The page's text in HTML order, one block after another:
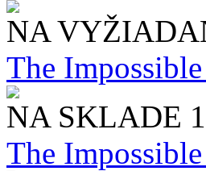
NA
The
NA SKLADE
The